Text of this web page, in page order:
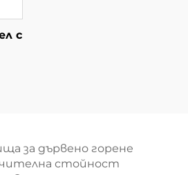
с
за дървено горене
стойност